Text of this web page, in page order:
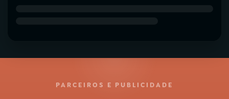
PARCEIROS E PUBLICIDADE